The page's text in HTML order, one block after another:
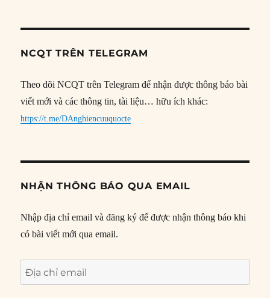
NCQT TRÊN TELEGRAM
Theo dõi NCQT trên Telegram để nhận được thông báo bài
viết mới và các thông tin, tài liệu… hữu ích khác:
https://t.me/DAnghiencuuquocte
NHẬN THÔNG BÁO QUA EMAIL
Nhập địa chỉ email và đăng ký để được nhận thông báo khi
có bài viết mới qua email.
Địa
chỉ